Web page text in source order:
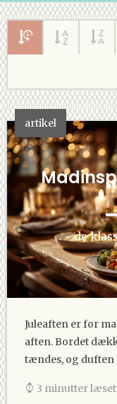
artikel
- de
Juleaften er for
aften. Bordet
tændes, og duften
3 minutter